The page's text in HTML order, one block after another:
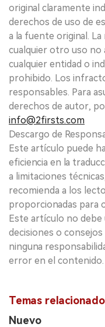
original claramente
derechos de uso de
a la fuente original.
cualquier otro uso
cualquier entidad o
prohibido. Los
responsables. Para
derechos de autor,
info@2firsts.com
Descargo de
Este artículo puede
eficiencia en la
a limitaciones
recomienda a los
proporcionadas para
Este artículo no debe
decisiones o
ninguna
error en el contenido.
Temas
Nuevo